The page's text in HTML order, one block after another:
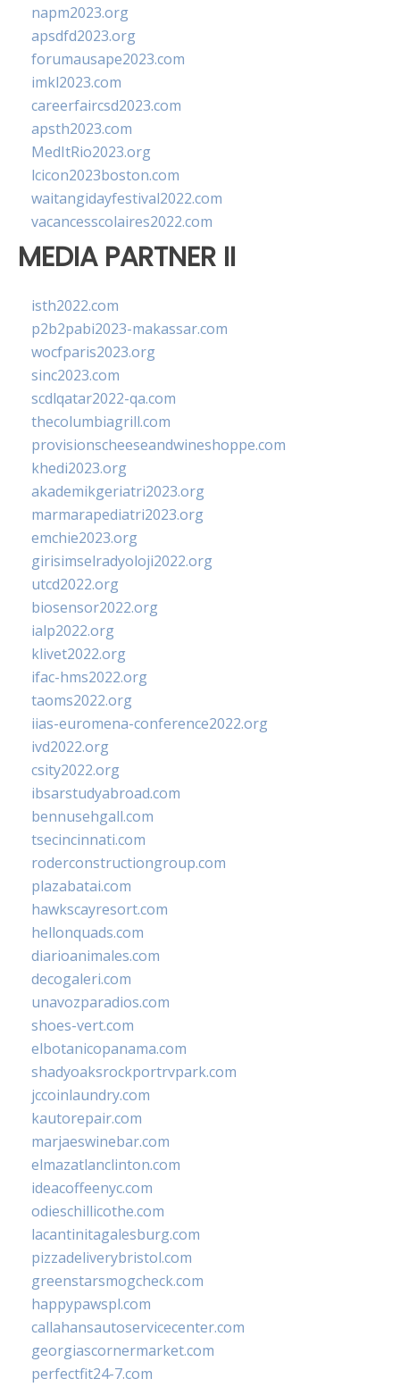
napm2023.org
apsdfd2023.org
forumausape2023.com
imkl2023.com
careerfaircsd2023.com
apsth2023.com
MedItRio2023.org
lcicon2023boston.com
waitangidayfestival2022.com
vacancesscolaires2022.com
MEDIA PARTNER II
isth2022.com
p2b2pabi2023-makassar.com
wocfparis2023.org
sinc2023.com
scdlqatar2022-qa.com
thecolumbiagrill.com
provisionscheeseandwineshoppe.com
khedi2023.org
akademikgeriatri2023.org
marmarapediatri2023.org
emchie2023.org
girisimselradyoloji2022.org
utcd2022.org
biosensor2022.org
ialp2022.org
klivet2022.org
ifac-hms2022.org
taoms2022.org
iias-euromena-conference2022.org
ivd2022.org
csity2022.org
ibsarstudyabroad.com
bennusehgall.com
tsecincinnati.com
roderconstructiongroup.com
plazabatai.com
hawkscayresort.com
hellonquads.com
diarioanimales.com
decogaleri.com
unavozparadios.com
shoes-vert.com
elbotanicopanama.com
shadyoaksrockportrvpark.com
jccoinlaundry.com
kautorepair.com
marjaeswinebar.com
elmazatlanclinton.com
ideacoffeenyc.com
odieschillicothe.com
lacantinitagalesburg.com
pizzadeliverybristol.com
greenstarsmogcheck.com
happypawspl.com
callahansautoservicecenter.com
georgiascornermarket.com
perfectfit24-7.com